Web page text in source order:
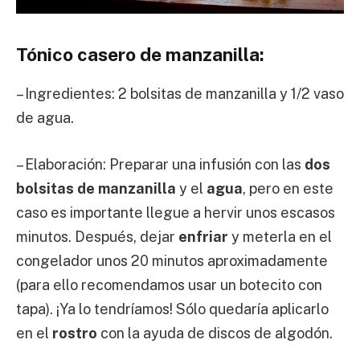
Tónico casero de manzanilla:
– Ingredientes: 2 bolsitas de manzanilla y 1/2 vaso
de agua.
– Elaboración: Preparar una infusión con las dos
bolsitas de manzanilla y el agua, pero en este
caso es importante llegue a hervir unos escasos
minutos. Después, dejar enfriar y meterla en el
congelador unos 20 minutos aproximadamente
(para ello recomendamos usar un botecito con
tapa). ¡Ya lo tendríamos! Sólo quedaría aplicarlo
en el rostro con la ayuda de discos de algodón.